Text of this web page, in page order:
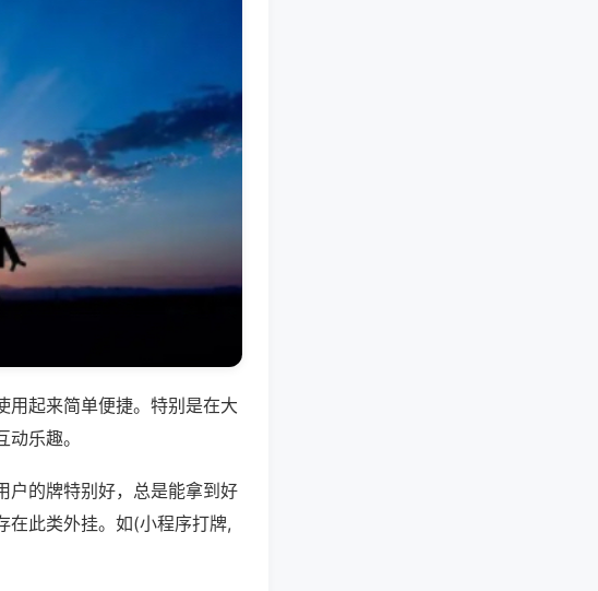
用起来简单便捷。特别是在大
乐趣。
户的牌特别好，总是能拿到好
在此类外挂。如(小程序打牌,